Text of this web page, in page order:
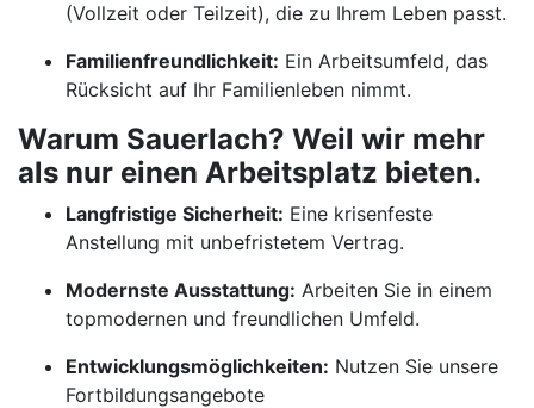
(Vollzeit oder Teilzeit), die zu Ihrem Leben passt.
Familienfreundlichkeit: Ein Arbeitsumfeld, das
Rücksicht auf Ihr Familienleben nimmt.
Warum Sauerlach? Weil wir mehr
als nur einen Arbeitsplatz bieten.
Langfristige Sicherheit: Eine krisenfeste
Anstellung mit unbefristetem Vertrag.
Modernste Ausstattung: Arbeiten Sie in einem
topmodernen und freundlichen Umfeld.
Entwicklungsmöglichkeiten: Nutzen Sie unsere
Fortbildungsangebote